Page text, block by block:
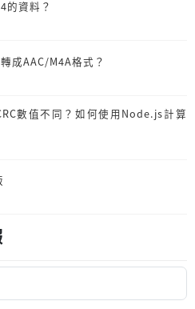
的資料？
成AAC/M4A格式？
數值不同？如何使用Node.js計算